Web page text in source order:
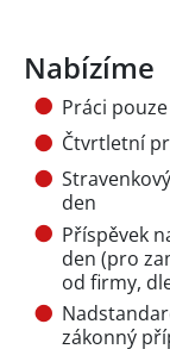
Nabízíme
Práci
Čtvrtletní
den
Příspěvek
den (pro
od firmy,
zákonný